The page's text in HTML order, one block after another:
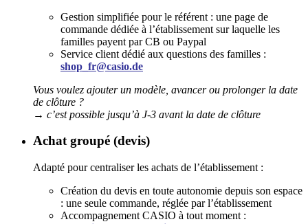
Gestion simplifiée pour le référent : une page de
commande dédiée à l’établissement sur laquelle les
familles payent par CB ou Paypal
Service client dédié aux questions des familles :
shop_fr@casio.de
Vous voulez ajouter un modèle, avancer ou prolonger la date
de clôture ?
→ c’est possible jusqu’à J-3 avant la date de clôture
Achat groupé (devis)
Adapté pour centraliser les achats de l’établissement :
Création du devis en toute autonomie depuis son espace
: une seule commande, réglée par l’établissement
Accompagnement CASIO à tout moment :